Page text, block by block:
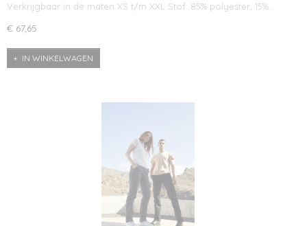
Verkrijgbaar in de maten XS t/m XXL Stof: 85% polyester, 15%…
€ 67,65
IN WINKELWAGEN